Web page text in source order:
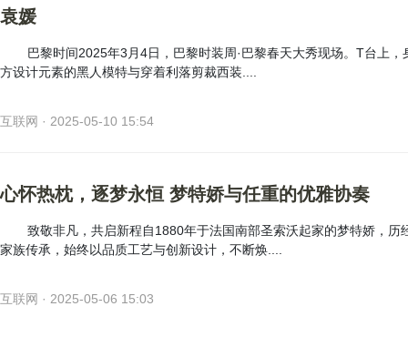
袁媛
巴黎时间2025年3月4日，巴黎时装周·巴黎春天大秀现场。T台上，
方设计元素的黑人模特与穿着利落剪裁西装....
互联网 · 2025-05-10 15:54
心怀热枕，逐梦永恒 梦特娇与任重的优雅协奏
致敬非凡，共启新程自1880年于法国南部圣索沃起家的梦特娇，历
家族传承，始终以品质工艺与创新设计，不断焕....
互联网 · 2025-05-06 15:03